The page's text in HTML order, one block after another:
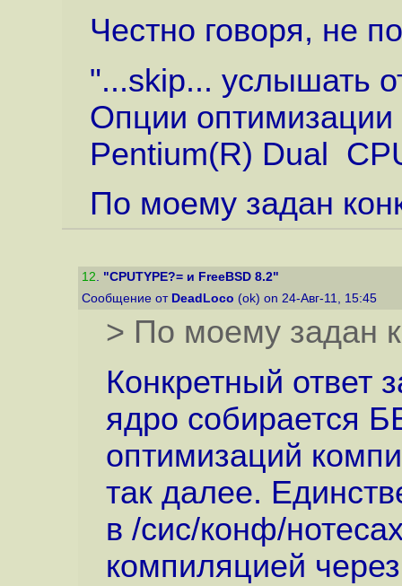
Честно говоря, не
"...skip... услышать
Опции
Pentium(R) Dual
По моему задан
12. "CPUTYPE?= и FreeBSD 8.2"
Сообщение от DeadLoco (ok) on 24-Авг-11, 15:45
> По моему задан
Конкретный ответ
ядро собирается
оптимизаций
так далее.
в /сис/конф/
компиляцией